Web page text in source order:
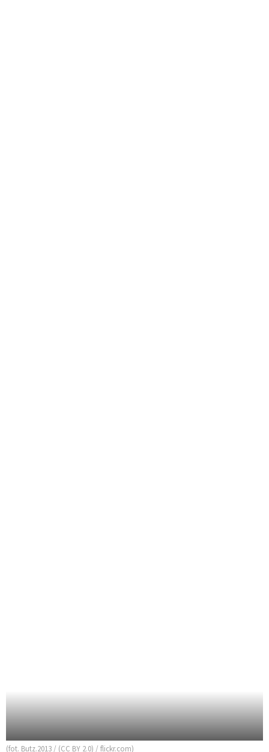
(fot. Butz.2013 / (CC BY 2.0) / flickr.com)